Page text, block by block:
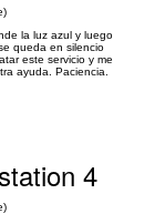
la luz azul y luego
queda en silencio
este servicio y me
ayuda. Paciencia.
4